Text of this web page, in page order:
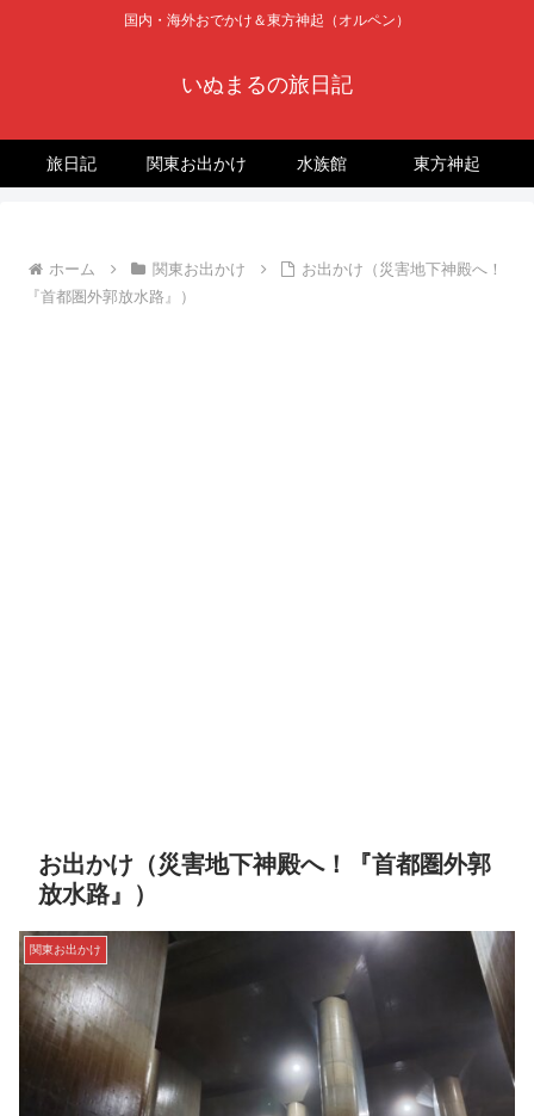
国内・海外おでかけ＆東方神起（オルペン）
いぬまるの旅日記
旅日記 関東お出かけ 水族館 東方神起
ホーム 関東お出かけ
お出かけ（災害地下神殿へ！
『首都圏外郭放水路』）
お出かけ（災害地下神殿へ！『首都圏外郭
放水路』）
関東お出かけ